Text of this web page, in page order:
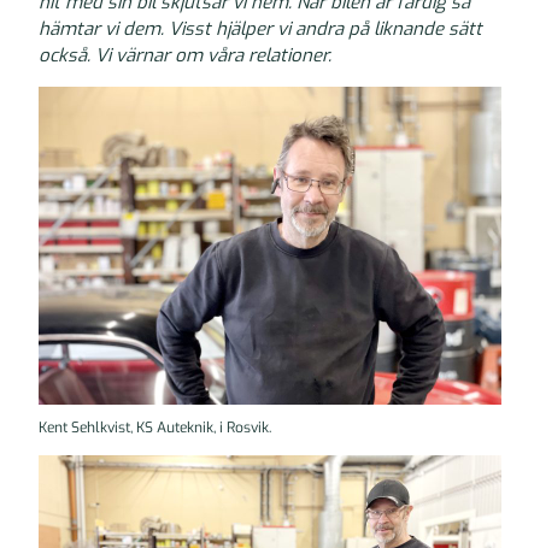
hämtar vi dem. Visst hjälper vi andra på liknande sätt
också. Vi värnar om våra relationer.
Kent Sehlkvist, KS Auteknik, i Rosvik.